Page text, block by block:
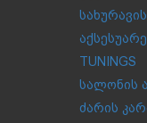
TUNINGS
სალონის
ძარის